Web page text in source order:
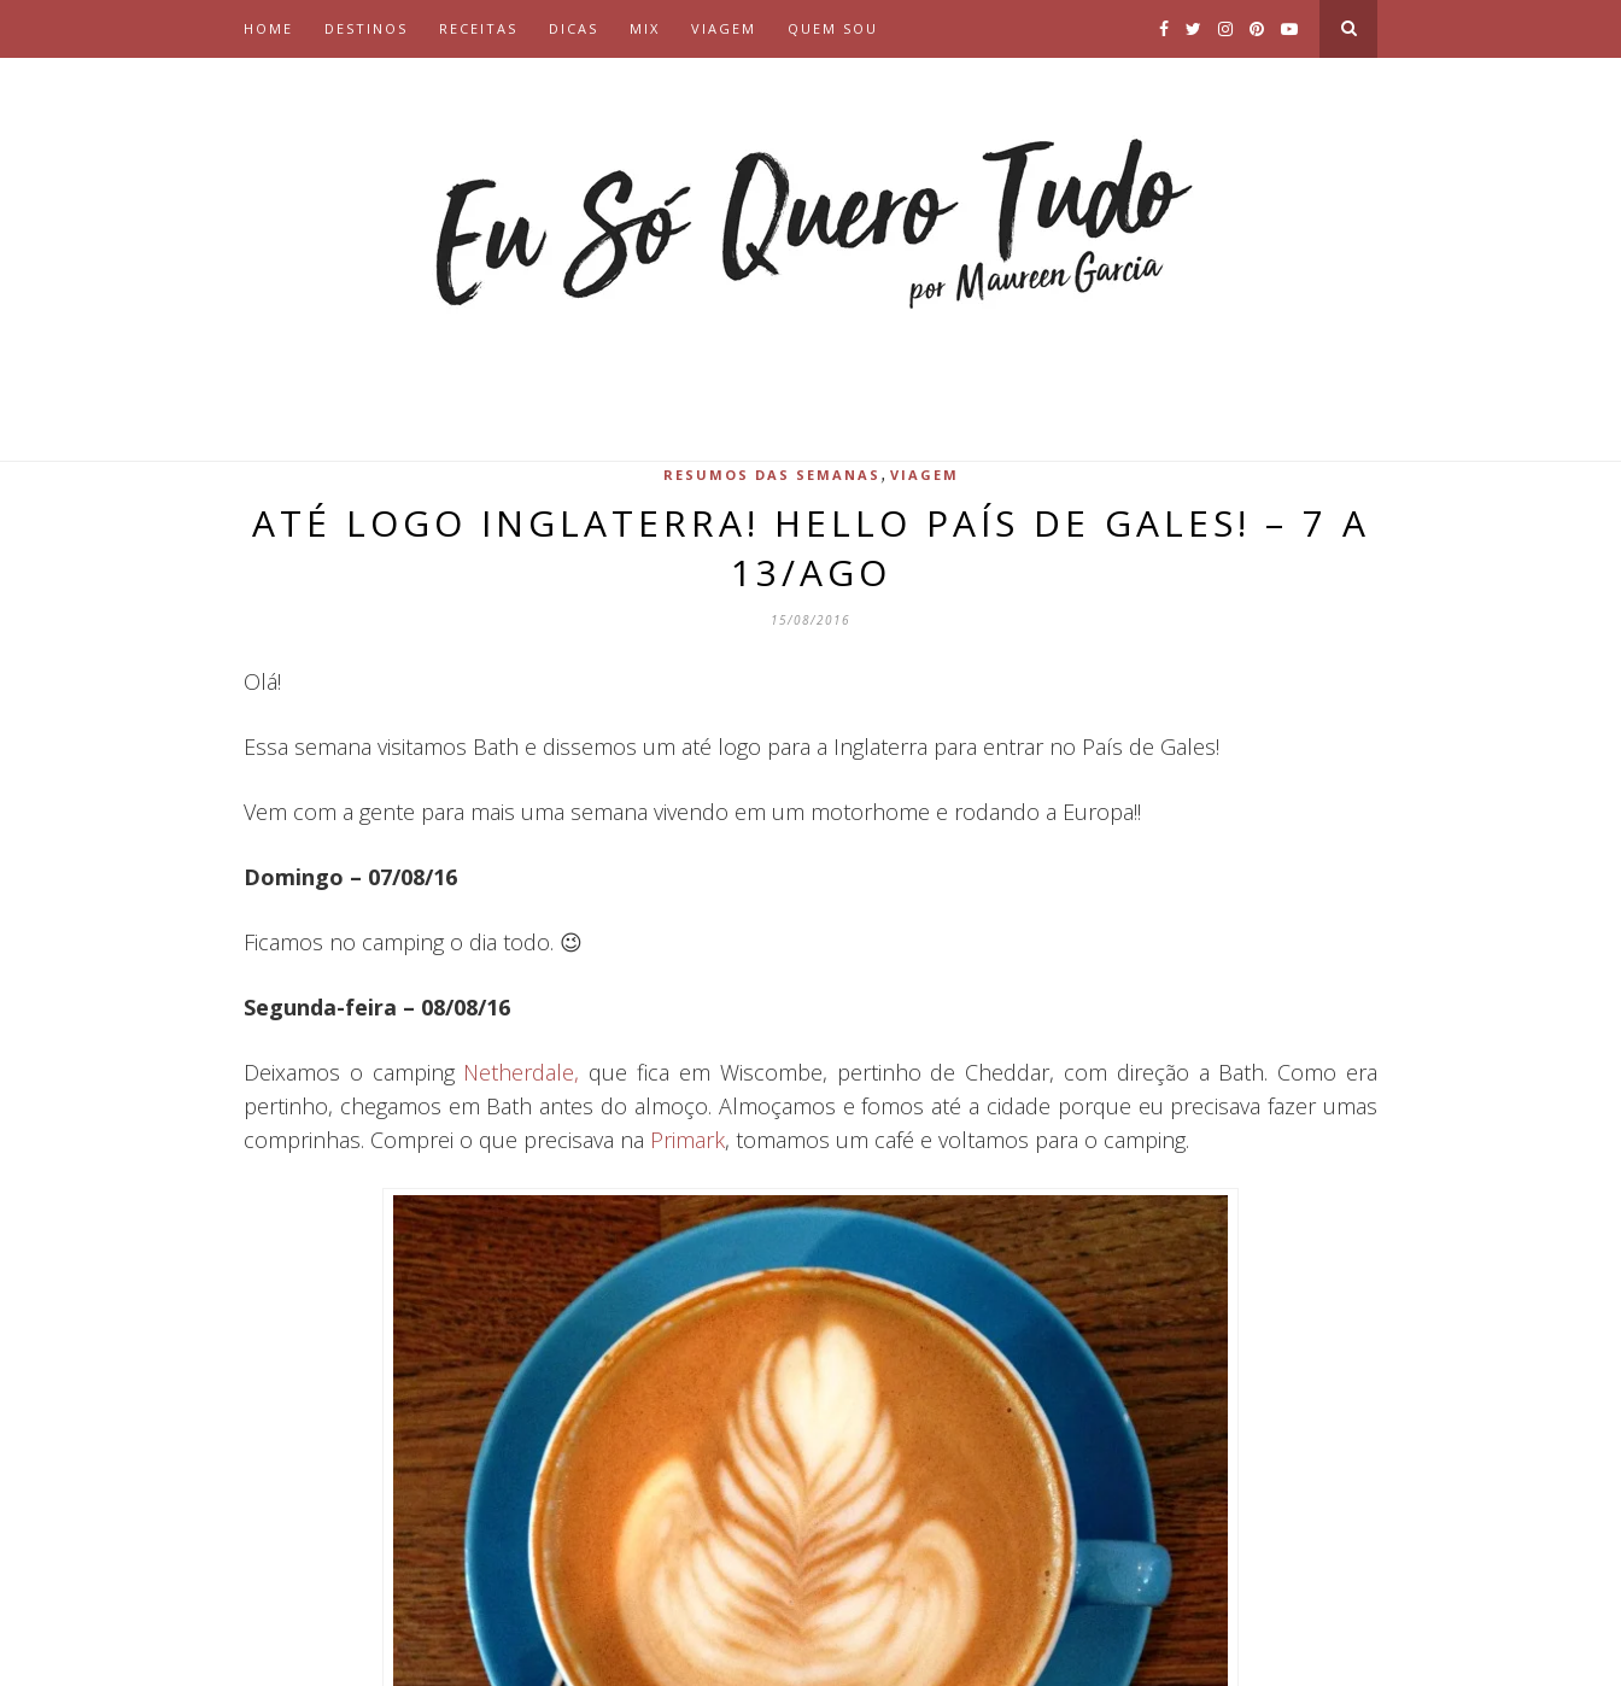
HOME DESTINOS RECEITAS DICAS MIX VIAGEM QUEM SOU
RESUMOS DAS SEMANAS , VIAGEM
ATÉ LOGO INGLATERRA! HELLO PAÍS DE GALES! – 7 A
13/AGO
15/08/2016
Olá!
Essa semana visitamos Bath e dissemos um até logo para a Inglaterra para entrar no País de Gales!
Vem com a gente para mais uma semana vivendo em um motorhome e rodando a Europa!!
Domingo – 07/08/16
Ficamos no camping o dia todo. 😉
Segunda-feira – 08/08/16
Deixamos o camping Netherdale, que fica em Wiscombe, pertinho de Cheddar, com direção a Bath. Como era
pertinho, chegamos em Bath antes do almoço. Almoçamos e fomos até a cidade porque eu precisava fazer umas
comprinhas. Comprei o que precisava na Primark, tomamos um café e voltamos para o camping.